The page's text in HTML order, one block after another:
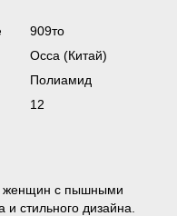
909то
Occa (Китай)
Полиамид
12
женщин с пышными
стильного дизайна.